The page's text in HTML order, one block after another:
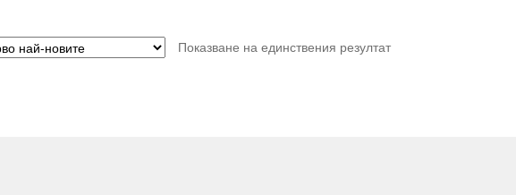
Показване на единствения резултат